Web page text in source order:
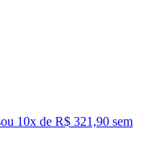
ou 10x de R$ 321,90 sem